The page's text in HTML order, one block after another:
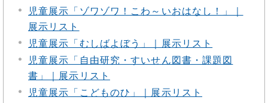
児童展示「ゾワゾワ！こわ～いおはなし！」｜
展示リスト
児童展示「むしばよぼう」｜展示リスト
児童展示「自由研究・すいせん図書・課題図
書」｜展示リスト
児童展示「こどものひ」｜展示リスト